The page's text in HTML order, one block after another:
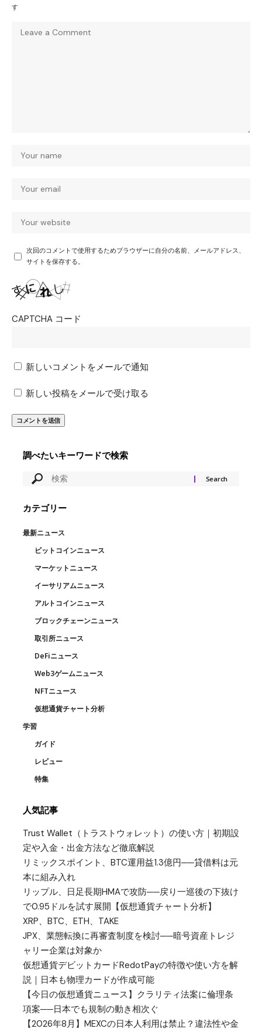
す
次回のコメントで使用するためブラウザーに自分の名前、メールアドレス、
サイトを保存する。
CAPTCHA コード
新しいコメントをメールで通知
新しい投稿をメールで受け取る
調べたいキーワードで検索
カテゴリー
最新ニュース
ビットコインニュース
マーケットニュース
イーサリアムニュース
アルトコインニュース
ブロックチェーンニュース
取引所ニュース
DeFiニュース
Web3ゲームニュース
NFTニュース
仮想通貨チャート分析
学習
ガイド
レビュー
特集
人気記事
Trust Wallet（トラストウォレット）の使い方｜初期設
定や入金・出金方法など徹底解説
リミックスポイント、BTC運用益1.3億円──貸借料は元
本に組み入れ
リップル、日足長期HMAで攻防──戻り一巡後の下抜け
で0.95ドルを試す展開【仮想通貨チャート分析】
XRP、BTC、ETH、TAKE
JPX、業態転換に再審査制度を検討──暗号資産トレジ
ャリー企業は対象か
仮想通貨デビットカードRedotPayの特徴や使い方を解
説｜日本も物理カードが作成可能
【今日の仮想通貨ニュース】クラリティ法案に倫理条
項案──日本でも規制の動き相次ぐ
【2026年8月】MEXCの日本人利用は禁止？違法性や金